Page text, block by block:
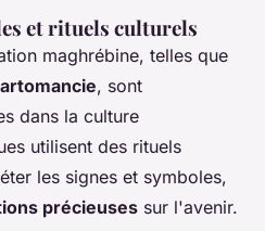
et rituels culturels
maghrébine, telles que
, sont
dans la culture
utilisent des rituels
les signes et symboles,
précieuses sur l'avenir.